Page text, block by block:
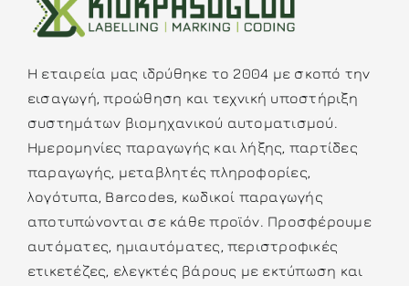
Η εταιρεία μας ιδρύθηκε το 2004 με σκοπό την
εισαγωγή, προώθηση και τεχνική υποστήριξη
συστημάτων βιομηχανικού αυτοματισμού.
Ημερομηνίες παραγωγής και λήξης, παρτίδες
παραγωγής, μεταβλητές πληροφορίες,
λογότυπα, Barcodes, κωδικοί παραγωγής
αποτυπώνονται σε κάθε προϊόν. Προσφέρουμε
αυτόματες, ημιαυτόματες, περιστροφικές
ετικετέζες, ελεγκτές βάρους με εκτύπωση και